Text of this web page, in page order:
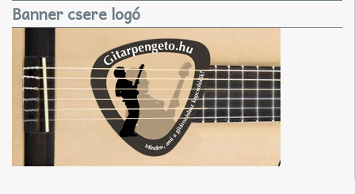
Banner csere logó